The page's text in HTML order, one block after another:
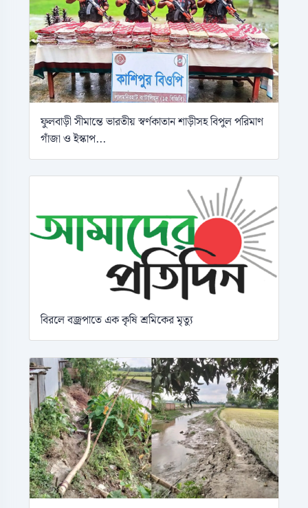
ফুলবাড়ী সীমান্তে ভারতীয় স্বর্ণকাতান শাড়ীসহ বিপুল পরিমাণ
গাঁজা ও ইস্কাপ...
বিরলে বজ্রপাতে এক কৃষি শ্রমিকের মৃত্যু